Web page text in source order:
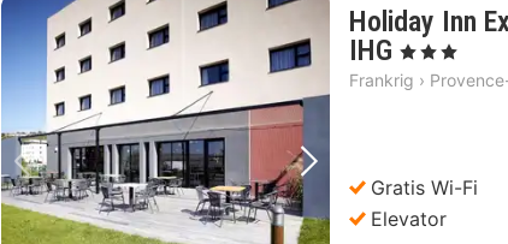
Forrige billede Næste billede
Holiday Inn
IHG 1
nat
, 3 Stjerner
Frankrig ›
Gratis Wi-Fi
Elevator